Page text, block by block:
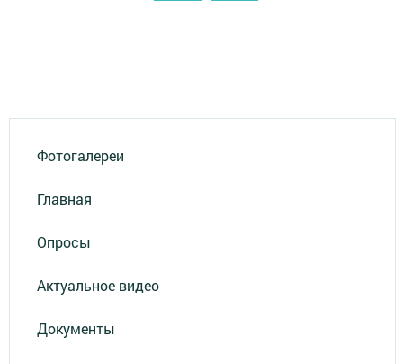
Фотогалереи
Главная
Опросы
Актуальное видео
Документы